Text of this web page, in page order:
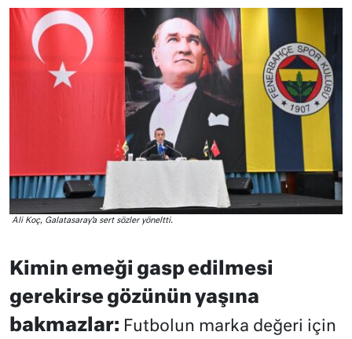
Ali Koç, Galatasaray’a sert sözler yöneltti.
Kimin emeği gasp edilmesi
gerekirse gözünün yaşına
bakmazlar: Futbolun marka değeri için